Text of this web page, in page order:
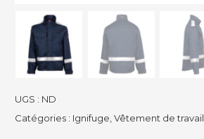
UGS : ND
Catégories : Ignifuge ,Vêtement de travail